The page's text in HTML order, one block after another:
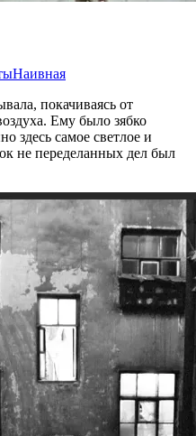
Наивная
покачиваясь от
Ему было зябко
здесь самое светлое и
не переделанных дел был